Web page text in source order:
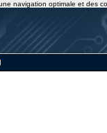
navigation optimale et des